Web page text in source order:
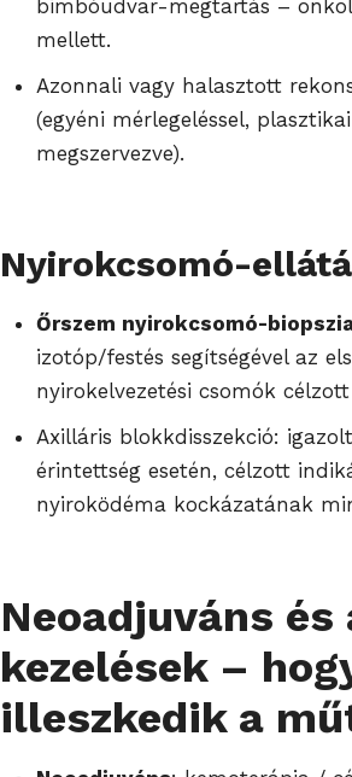
bimbóudvar-megtartás –
mellett.
Azonnali vagy halasztott
(egyéni mérlegeléssel,
megszervezve).
Nyirokcsomó-
Őrszem nyirokcsomó-
izotóp/festés segítségével az
nyirokelvezetési csomók
Axilláris blokkdisszekció:
érintettség esetén, célzott
nyiroködéma kockázatának
Neoadjuváns és
kezelések –
illeszkedik a